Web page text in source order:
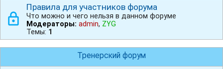
Правила для участников форума
Что можно и чего нельзя в данном форуме
Модераторы: admin, ZYG
Темы: 1
Тренерский форум